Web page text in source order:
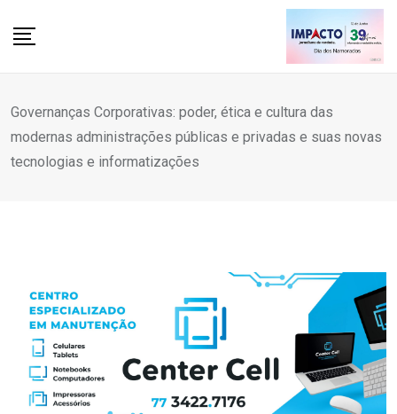
Governanças Corporativas: poder, ética e cultura das
modernas administrações públicas e privadas e suas novas
tecnologias e informatizações